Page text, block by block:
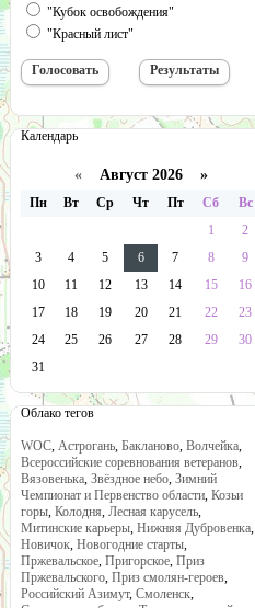
"Кубок освобождения"
"Красный лист"
Календарь
« Август 2026 »
Пн Вт Ср Чт Пт Сб
Вс
1
2
3
4 5 6 7 8
9
10
11 12 13 14 15
16
17
18 19 20 21 22
23
24
25 26 27 28 29
30
31
Облако тегов
WOC, Астрогань, Бакланово, Волчейка,
Всероссийские соревнования ветеранов,
Вязовенька, Звёздное небо, Зимний
Чемпионат и Первенство области, Козьи
горы, Колодня, Лесная карусель,
Митинские карьеры, Нижняя Дубровенка,
Новичок, Новогодние старты,
Пржевальское, Пригорское, Приз
Пржевальского, Приз смолян-героев,
Российский Азимут, Смоленск,